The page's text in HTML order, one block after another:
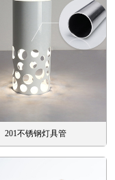
201不锈钢灯具管